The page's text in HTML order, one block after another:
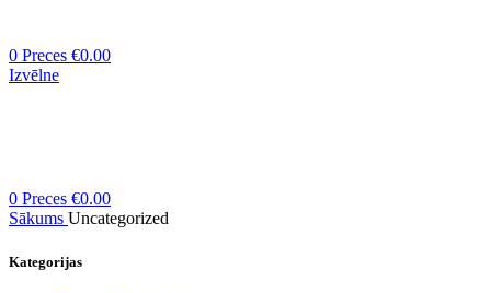
0 Preces €0.00
Izvēlne
0 Preces €0.00
Sākums Uncategorized
Kategorijas